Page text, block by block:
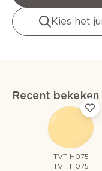
Kies het
Recent
TVT H075
TVT H075